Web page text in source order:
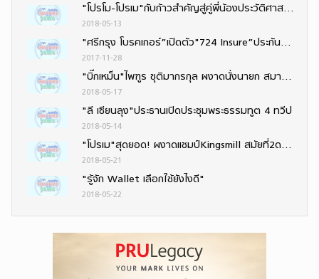
"โปรโม-โปรเม"กับก้าวสำคัญสู่คู่พี่น้องประวัติศาสตร์ LPGA
2018-05-13
"ศรีกรุง โบรคเกอร์”เปิดตัว"724 Insure”ประกันออนไลน์ง่าย ๆ 24 ชั่วโมง ตอบรับไลฟ์สไตล์ยุคดิจิทัล
2017-11-28
"บิ๊กเหม็น"ไพฑูร ชุติมากรกุล ผงาดนั่งนายก สมาคมนักข่าวช่างภาพกีฬาฯ สมัยที่ 6 ติดต่อกัน
2018-05-17
"ลี เซียนลุง"ประธานเปิดประชุมพระธรรมทูต 4 ทวีป
2018-05-14
"โปรเม"สุดยอด! ผงาดแชมป์Kingsmill สมัยที่2ดวลเพลย์ออฟชนะหวุดหวิด-"โปรโม"คว้าอันดับ10ร่วม
2018-05-21
"รู้จัก Wallet เลือกใช้ยังไงดี"
2018-05-22